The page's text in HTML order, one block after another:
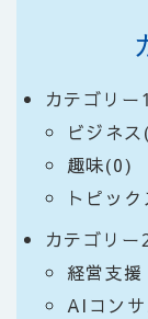
カテゴリ
ビジネ
趣味(0)
トピッ
カテゴリ
経営支
AIコン